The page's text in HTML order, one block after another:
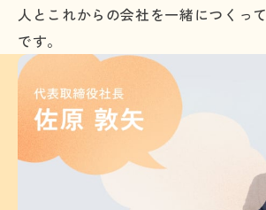
人とこれからの会社を一緒につくっ
です。